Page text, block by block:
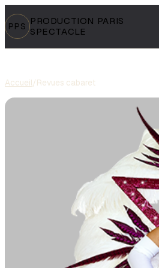
PPS PRODUCTION PARIS
SPECTACLE
Accueil/Revues cabaret